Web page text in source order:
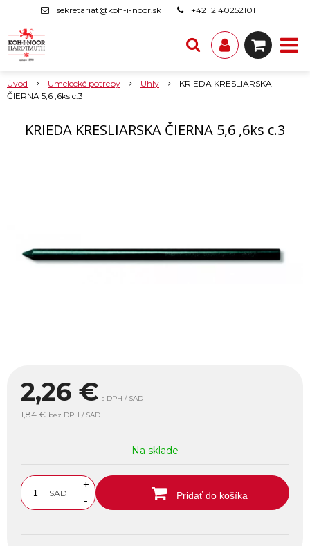
sekretariat@koh-i-noor.sk +421 2 40252101
Úvod Umelecké potreby Uhly
KRIEDA KRESLIARSKA
ČIERNA 5,6 ,6ks c.3
KRIEDA KRESLIARSKA ČIERNA 5,6 ,6ks c.3
2,26 € s DPH / SAD
1,84 € bez DPH / SAD
Na sklade
SAD
+
-
Pridať do košíka